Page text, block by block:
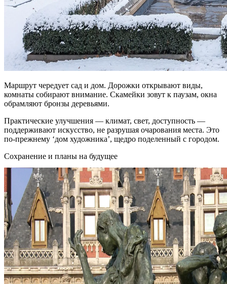
Маршрут чередует сад и дом. Дорожки открывают виды,
комнаты собирают внимание. Скамейки зовут к паузам, окна
обрамляют бронзы деревьями.
Практические улучшения — климат, свет, доступность —
поддерживают искусство, не разрушая очарования места. Это
по‑прежнему ‘дом художника’, щедро поделенный с городом.
Сохранение и планы на будущее